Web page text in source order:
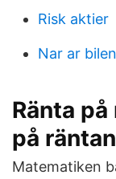
Risk aktier
Nar ar
Ränta
på räntan
Matematiken